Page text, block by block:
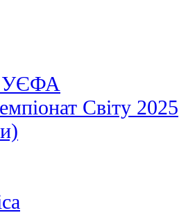
УЄФА
Світу 2025